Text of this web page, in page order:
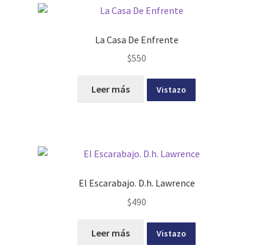
La Casa De Enfrente
$550
Leer más Vistazo
El Escarabajo. D.h. Lawrence
$490
Leer más Vistazo